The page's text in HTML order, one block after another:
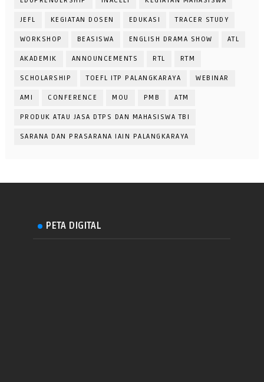
JEFL KEGIATAN DOSEN EDUKASI TRACER STUDY
WORKSHOP BEASISWA ENGLISH DRAMA SHOW ATL
AKADEMIK ANNOUNCEMENTS RTL RTM
SCHOLARSHIP TOEFL ITP PALANGKARAYA WEBINAR
AMI CONFERENCE MOU PMB ATM
PRODUK ATAU JASA DTPS DAN MAHASISWA TBI
SARANA DAN PRASARANA IAIN PALANGKARAYA
PETA DIGITAL